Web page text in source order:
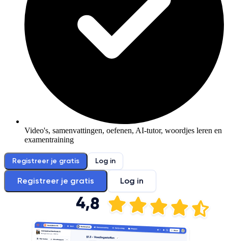
Video's, samenvattingen, oefenen, AI-tutor, woordjes leren en
examentraining
Registreer je gratis Log in
Registreer je gratis Log in